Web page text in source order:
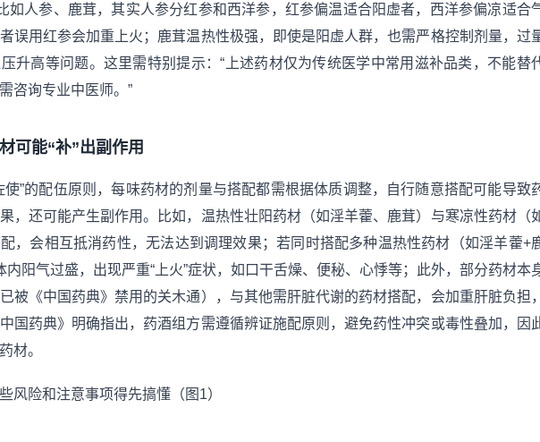
如人参、鹿茸，其实人参分红参和西洋参，红参偏温适合阳虚者，西洋参偏凉适合
误用红参会加重上火；鹿茸温热性极强，即使是阳虚人群，也需严格控制剂量，过
升高等问题。这里需特别提示：“上述药材仅为传统医学中常用滋补品类，不能替
咨询专业中医师。”
可能“补”出副作用
使”的配伍原则，每味药材的剂量与搭配都需根据体质调整，自行随意搭配可能导致
，还可能产生副作用。比如，温热性壮阳药材（如淫羊藿、鹿茸）与寒凉性药材（
，会相互抵消药性，无法达到调理效果；若同时搭配多种温热性药材（如淫羊藿+
内阳气过盛，出现严重“上火”症状，如口干舌燥、便秘、心悸等；此外，部分药材本
被《中国药典》禁用的关木通），与其他需肝脏代谢的药材搭配，会加重肝脏负担，
国药典》明确指出，药酒组方需遵循辨证施配原则，避免药性冲突或毒性叠加，因
材。